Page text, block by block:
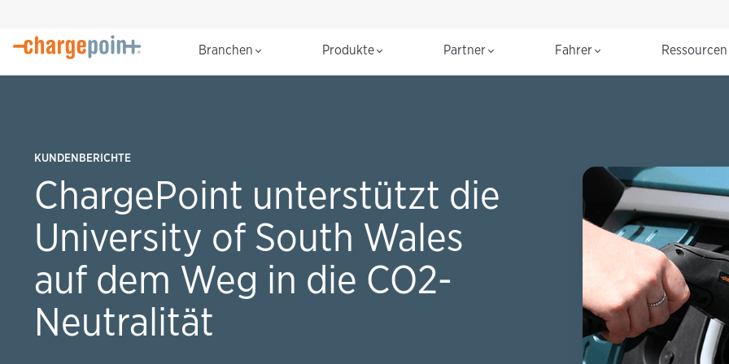
Branchen Produkte Partner Fahrer
KUNDENBERICHTE
ChargePoint unterstützt die
University of South Wales
auf dem Weg in die CO2-
Neutralität